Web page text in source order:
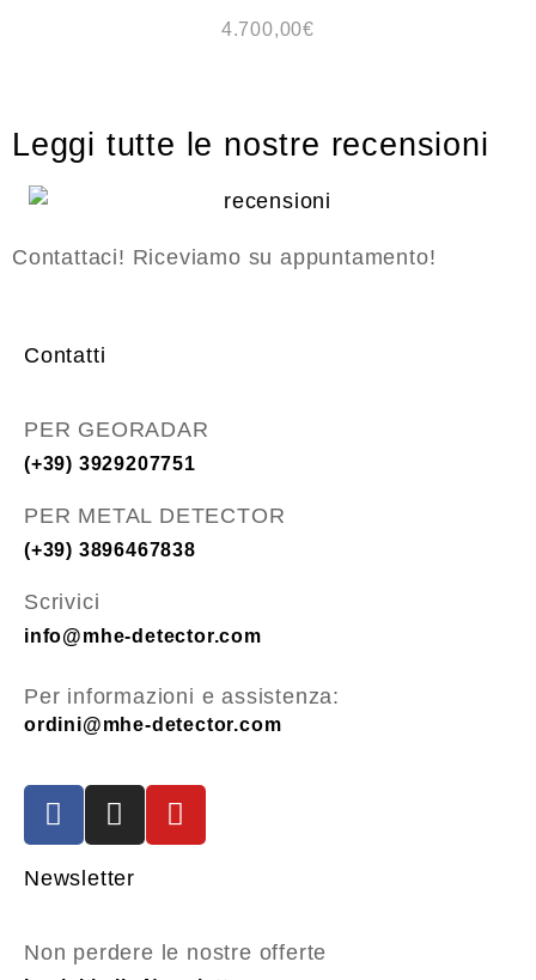
4.700,00€
Leggi tutte le nostre recensioni
Contattaci! Riceviamo su appuntamento!
Contatti
PER GEORADAR
(+39) 3929207751
PER METAL DETECTOR
(+39) 3896467838
Scrivici
info@mhe-detector.com
Per informazioni e assistenza:
ordini@mhe-detector.com
Newsletter
Non perdere le nostre offerte